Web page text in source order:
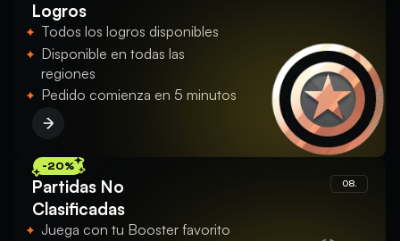
Logros
Todos los logros disponibles
Disponible en todas las
regiones
Pedido comienza en 5 minutos
-20%
Partidas No
Clasificadas
08.
Juega con tu Booster favorito